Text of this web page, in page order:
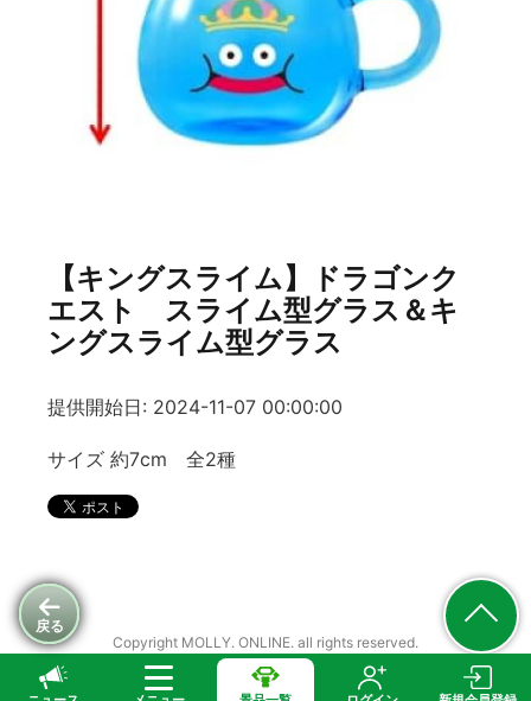
戻る
【キングスライム】ドラゴンク
エスト スライム型グラス＆キ
ングスライム型グラス
提供開始日: 2024-11-07 00:00:00
サイズ 約7cm 全2種
Copyright MOLLY. ONLINE. all rights reserved.